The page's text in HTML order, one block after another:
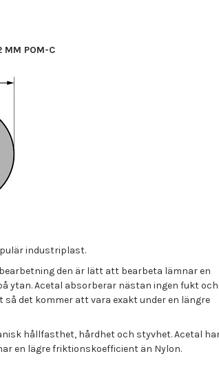
MM POM-C
industriplast.
den är lätt att bearbeta lämnar en
ytan. Acetal absorberar nästan ingen fukt och
det kommer att vara exakt under en längre
hållfasthet, hårdhet och styvhet. Acetal
en lägre friktionskoefficient än Nylon.